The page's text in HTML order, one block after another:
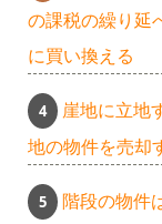
の課税の繰り延
に買い換える
崖地に立地
地の物件を売却
階段の物件